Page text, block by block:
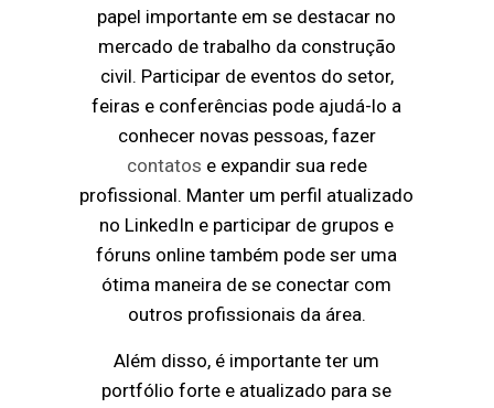
papel importante em se destacar no
mercado de trabalho da construção
civil. Participar de eventos do setor,
feiras e conferências pode ajudá-lo a
conhecer novas pessoas, fazer
contatos e expandir sua rede
profissional. Manter um perfil atualizado
no LinkedIn e participar de grupos e
fóruns online também pode ser uma
ótima maneira de se conectar com
outros profissionais da área.
Além disso, é importante ter um
portfólio forte e atualizado para se